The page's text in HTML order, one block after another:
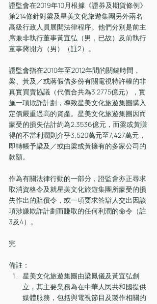
證監會在2019年10月根據《證券及期貨條例》
第214條針對梁及星美文化旅遊集團另外兩名
高級行政人員展開法律程序。他們分別是前主
席兼非執行董事黃宜弘（男，已故）及前執行
董事蔣開方（男）（註2）。
證監會指在2010年至2012年間的關鍵時間，
梁、黃及／或蔣假借多份有關電視特許權的非
真實買賣協議（代價合共為3.2775億元），實
施一項欺詐計劃，導致星美文化旅遊集團購入
定價嚴重過高的資產。星美文化旅遊集團因而
蒙受的損失估計約為2.3536億元，而梁或黃賺
得的不當利潤則介乎3,520萬元至7,427萬元，
即轉帳予梁及／或由梁或黃擁有的多家公司的
款額。
作為有關法律行動的一部分，證監會亦正尋求
取消資格令及就星美文化旅遊集團所蒙受的損
失作出的賠償令，或一項要求答辯人交出因該
項涉嫌欺詐計劃而賺取的任何利潤的命令（註
3及4）。
完
備註：
星美文化旅遊集團由梁鳳儀及黃宜弘創
立，其主要業務為在中華人民共和國提供
媒體服務，包括與電視節目及製作相關的